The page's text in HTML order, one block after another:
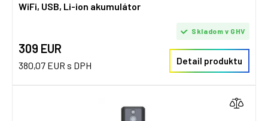
WiFi, USB, Li-ion akumulátor
309 EUR
380,07 EUR s DPH
Skladom v GHV
Detail produktu